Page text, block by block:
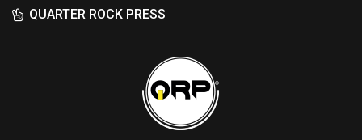
QUARTER ROCK PRESS